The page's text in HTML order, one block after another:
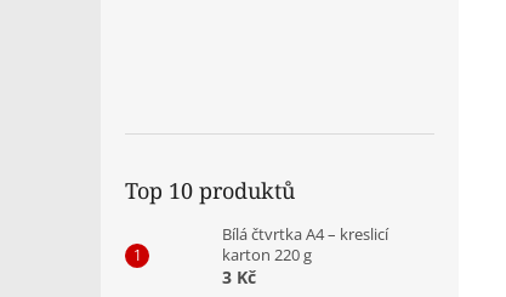
Top 10 produktů
Bílá čtvrtka A4 – kreslicí
karton 220 g
3 Kč